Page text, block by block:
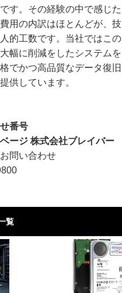
す。その経験の中で感じた
用の内訳はほとんどが、技
的工数です。当社ではこの
幅に削減をしたシステムを
でかつ高品質なデータ復旧
供しています。
番号
ージ 株式会社ブレイバー
問い合わせ
覧